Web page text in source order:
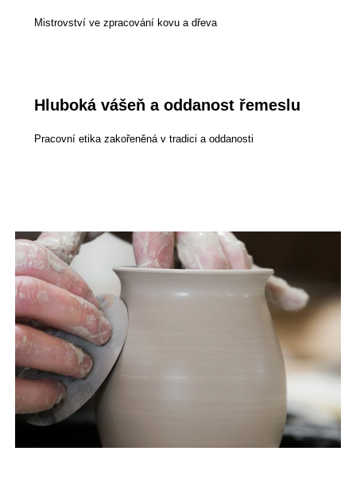
Mistrovství ve zpracování kovu a dřeva
Hluboká vášeň a oddanost řemeslu
Pracovní etika zakořeněná v tradici a oddanosti